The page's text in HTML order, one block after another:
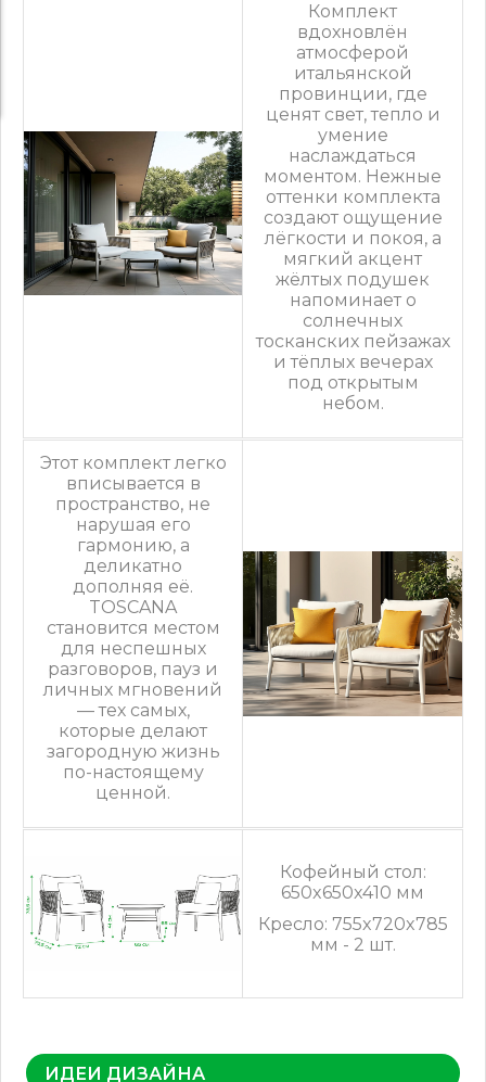
Комплект
вдохновлён
атмосферой
итальянской
провинции, где
ценят свет, тепло и
умение
наслаждаться
моментом. Нежные
оттенки комплекта
создают ощущение
лёгкости и покоя, а
мягкий акцент
жёлтых подушек
напоминает о
солнечных
тосканских пейзажах
и тёплых вечерах
под открытым
небом.
Этот комплект легко
вписывается в
пространство, не
нарушая его
гармонию, а
деликатно
дополняя её.
TOSCANA
становится местом
для неспешных
разговоров, пауз и
личных мгновений
— тех самых,
которые делают
загородную жизнь
по-настоящему
ценной.
Кофейный стол:
650x650x410 мм
Кресло: 755x720x785
мм - 2 шт.
ИДЕИ ДИЗАЙНА